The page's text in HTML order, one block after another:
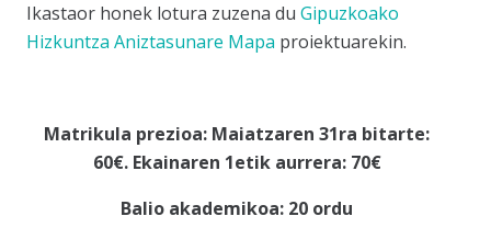
Ikastaor honek lotura zuzena du Gipuzkoako
Hizkuntza Aniztasunare Mapa proiektuarekin.
Matrikula prezioa: Maiatzaren 31ra bitarte:
60€. Ekainaren 1etik aurrera: 70€
Balio akademikoa: 20 ordu